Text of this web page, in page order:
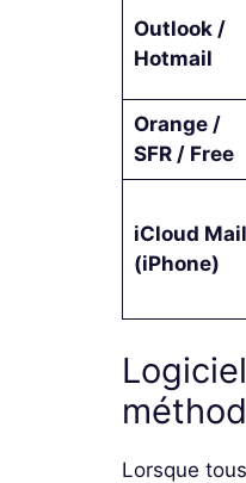
Outlook /
Hotmail
Orange /
SFR / Free
iCloud Mail
(iPhone)
Lorsque